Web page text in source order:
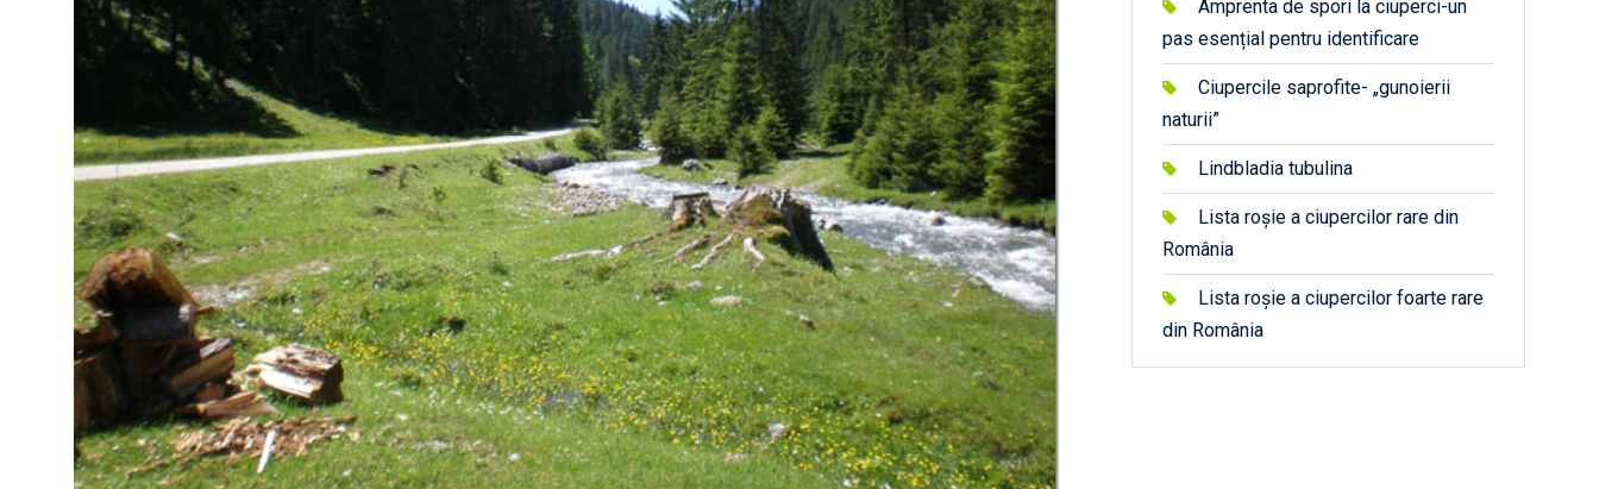
Amprenta de spori la ciuperci-un
pas esențial pentru identificare
Ciupercile saprofite- „gunoierii
naturii”
Lindbladia tubulina
Lista roșie a ciupercilor rare din
România
Lista roșie a ciupercilor foarte rare
din România